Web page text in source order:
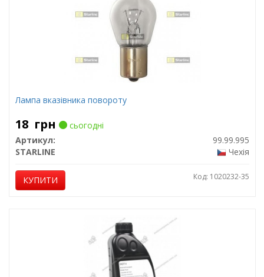
Лампа вказівника повороту
18 грн
сьогодні
Артикул:
99.99.995
STARLINE
Чехія
КУПИТИ Код: 1020232-35